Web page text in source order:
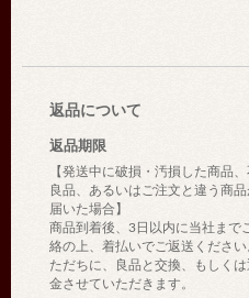
返品について
返品期限
【発送中に破損・汚損した商品、
良品、あるいはご注文と違う商品
届いた場合】
商品到着後、3日以内に当社まで
絡の上、着払いでご返送ください
ただちに、良品と交換、もしくは
金させていただきます。